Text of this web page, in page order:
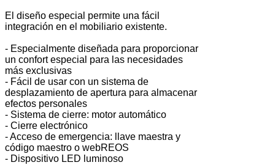
El diseño especial permite una fácil
integración en el mobiliario existente.
- Especialmente diseñada para proporcionar
un confort especial para las necesidades
más exclusivas
- Fácil de usar con un sistema de
desplazamiento de apertura para almacenar
efectos personales
- Sistema de cierre: motor automático
- Cierre electrónico
- Acceso de emergencia: llave maestra y
código maestro o webREOS
- Dispositivo LED luminoso